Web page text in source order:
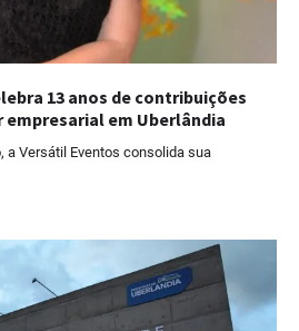
13 anos de contribuições
em Uberlândia
a Versátil Eventos consolida sua